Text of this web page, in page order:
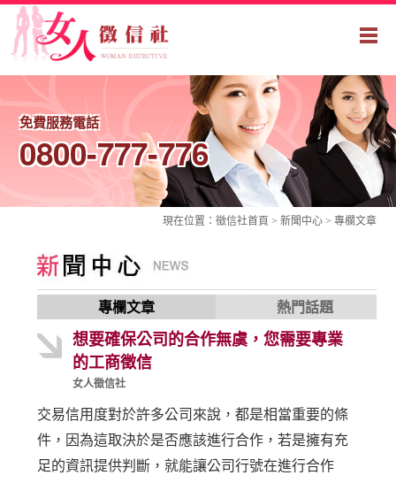
免費服務電話
0800-777-776
現在位置： 徵信社首頁 > 新聞中心 > 專欄文章
專欄文章 熱門話題
想要確保公司的合作無虞，您需要專業
的工商徵信
女人徵信社
交易信用度對於許多公司來說，都是相當重要的條
件，因為這取決於是否應該進行合作，若是擁有充
足的資訊提供判斷，就能讓公司行號在進行合作